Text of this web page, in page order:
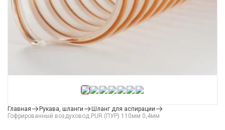
Главная Рукава, шланги
Шланг для аспирации
Гофрированный воздуховод PUR (ПУР) 110мм 0,4мм